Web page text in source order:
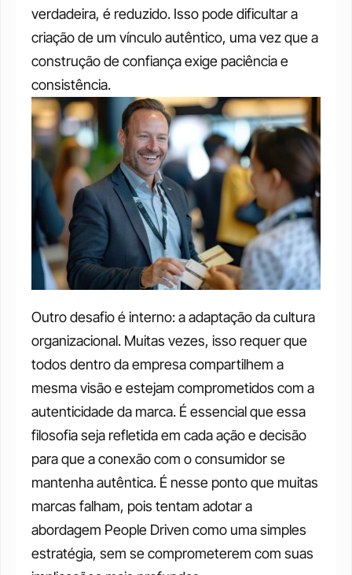
verdadeira, é reduzido. Isso pode dificultar a
criação de um vínculo autêntico, uma vez que a
construção de confiança exige paciência e
consistência.
Outro desafio é interno: a adaptação da cultura
organizacional. Muitas vezes, isso requer que
todos dentro da empresa compartilhem a
mesma visão e estejam comprometidos com a
autenticidade da marca. É essencial que essa
filosofia seja refletida em cada ação e decisão
para que a conexão com o consumidor se
mantenha autêntica. É nesse ponto que muitas
marcas falham, pois tentam adotar a
abordagem People Driven como uma simples
estratégia, sem se comprometerem com suas